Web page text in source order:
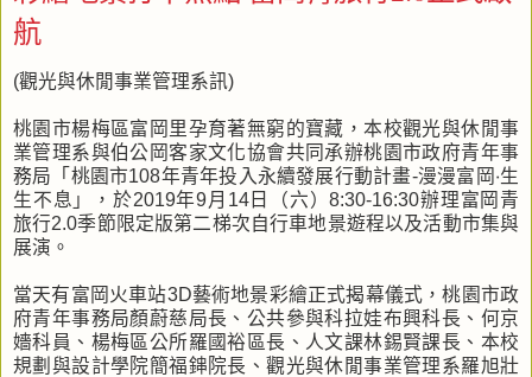
航
(觀光與休閒事業管理系訊)
桃園市楊梅區富岡里孕育著無窮的寶藏，本校觀光與休閒事
業管理系與伯公岡客家文化協會共同承辦桃園市政府青年事
務局「桃園市108年青年投入永續發展行動計畫-漫漫富岡‧生
生不息」，於2019年9月14日（六）8:30-16:30辦理富岡青
旅行2.0季節限定版第二梯次自行車地景遊程以及活動市集與
展演。
當天有富岡火車站3D藝術地景彩繪正式揭幕儀式，桃園市政
府青年事務局顏蔚慈局長、公共參與科拉娃布興科長、何京
嬙科員、楊梅區公所羅國裕區長、人文課林錫賢課長、本校
規劃與設計學院簡福鋛院長、觀光與休閒事業管理系羅旭壯